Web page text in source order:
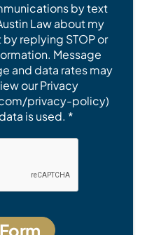
by text
Law about my
replying STOP or
Message
and data rates may
our Privacy
privacy-policy)
is used. *